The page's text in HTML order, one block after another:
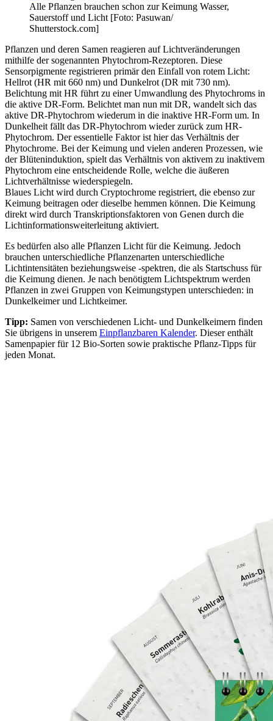
Alle Pflanzen brauchen schon zur Keimung Wasser,
Sauerstoff und Licht [Foto: Pasuwan/
Shutterstock.com]
Pflanzen und deren Samen reagieren auf Lichtveränderungen
mithilfe der sogenannten Phytochrom-Rezeptoren. Diese
Sensorpigmente registrieren primär den Einfall von rotem Licht:
Hellrot (HR mit 660 nm) und Dunkelrot (DR mit 730 nm).
Belichtung mit HR führt zu einer Umwandlung des Phytochroms in
die aktive DR-Form. Belichtet man nun mit DR, wandelt sich das
aktive DR-Phytochrom wiederum in die inaktive HR-Form um. In
Dunkelheit fällt das DR-Phytochrom wieder zurück zum HR-
Phytochrom. Der essentielle Faktor ist hier das Verhältnis der
Phytochrome. Bei der Keimung und vielen anderen Prozessen, wie
der Blüteninduktion, spielt das Verhältnis von aktivem zu inaktivem
Phytochrom eine entscheidende Rolle, welche die äußeren
Lichtverhältnisse wiederspiegeln.
Blaues Licht wird durch Cryptochrome registriert, die ebenso zur
Keimung beitragen oder dieselbe hemmen können. Die Keimung
direkt wird durch Transkriptionsfaktoren von Genen durch die
Lichtinformationsweiterleitung aktiviert.
Es bedürfen also alle Pflanzen Licht für die Keimung. Jedoch
brauchen unterschiedliche Pflanzenarten unterschiedliche
Lichtintensitäten beziehungsweise -spektren, die als Startschuss für
die Keimung dienen. Je nach benötigtem Lichtspektrum werden
Pflanzen in zwei Gruppen von Keimungstypen unterschieden: in
Dunkelkeimer und Lichtkeimer.
Tipp: Samen von verschiedenen Licht- und Dunkelkeimern finden
Sie übrigens in unserem Einpflanzbaren Kalender. Dieser enthält
Samenpapier für 12 Bio-Sorten sowie praktische Pflanz-Tipps für
jeden Monat.